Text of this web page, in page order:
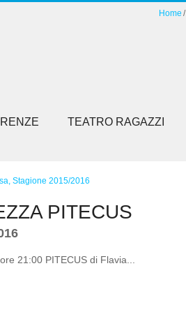
Home
TEATRO RAGAZZI
Stagione 2015/2016
PITECUS
21:00 PITECUS di Flavia...